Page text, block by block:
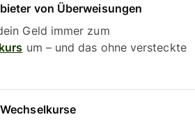
von Überweisungen
Geld immer zum
um – und das ohne versteckte